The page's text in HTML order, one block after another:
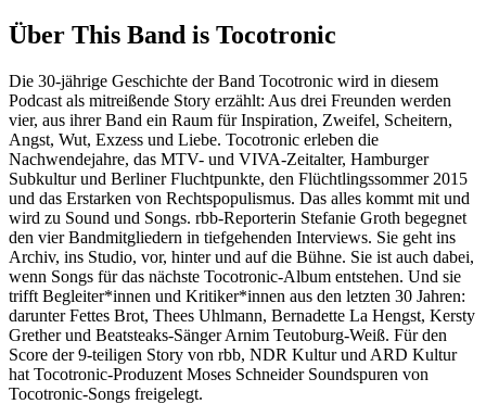
Über This Band is Tocotronic
Die 30-jährige Geschichte der Band Tocotronic wird in diesem
Podcast als mitreißende Story erzählt: Aus drei Freunden werden
vier, aus ihrer Band ein Raum für Inspiration, Zweifel, Scheitern,
Angst, Wut, Exzess und Liebe. Tocotronic erleben die
Nachwendejahre, das MTV- und VIVA-Zeitalter, Hamburger
Subkultur und Berliner Fluchtpunkte, den Flüchtlingssommer 2015
und das Erstarken von Rechtspopulismus. Das alles kommt mit und
wird zu Sound und Songs. rbb-Reporterin Stefanie Groth begegnet
den vier Bandmitgliedern in tiefgehenden Interviews. Sie geht ins
Archiv, ins Studio, vor, hinter und auf die Bühne. Sie ist auch dabei,
wenn Songs für das nächste Tocotronic-Album entstehen. Und sie
trifft Begleiter*innen und Kritiker*innen aus den letzten 30 Jahren:
darunter Fettes Brot, Thees Uhlmann, Bernadette La Hengst, Kersty
Grether und Beatsteaks-Sänger Arnim Teutoburg-Weiß. Für den
Score der 9-teiligen Story von rbb, NDR Kultur und ARD Kultur
hat Tocotronic-Produzent Moses Schneider Soundspuren von
Tocotronic-Songs freigelegt.